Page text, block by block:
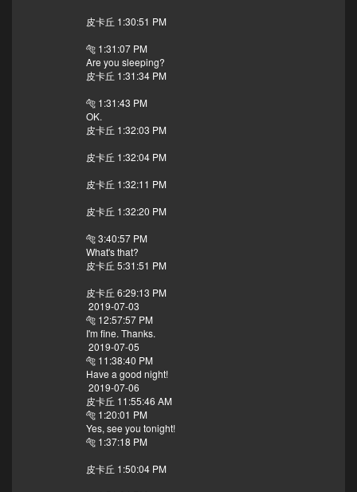
皮卡丘 1:30:51 PM
🐅 1:31:07 PM
Are you sleeping?
皮卡丘 1:31:34 PM
🐅 1:31:43 PM
OK.
皮卡丘 1:32:03 PM
皮卡丘 1:32:04 PM
皮卡丘 1:32:11 PM
皮卡丘 1:32:20 PM
🐅 3:40:57 PM
What's that?
皮卡丘 5:31:51 PM
皮卡丘 6:29:13 PM
2019-07-03
🐅 12:57:57 PM
I'm fine. Thanks.
2019-07-05
🐅 11:38:40 PM
Have a good night!
2019-07-06
皮卡丘 11:55:46 AM
🐅 1:20:01 PM
Yes, see you tonight!
🐅 1:37:18 PM
皮卡丘 1:50:04 PM